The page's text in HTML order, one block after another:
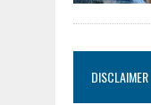
DISCLAIMER